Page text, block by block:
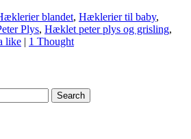
blandet, Hæklerier til baby,
Plys, Hæklet peter plys og grisling,
like | 1 Thought